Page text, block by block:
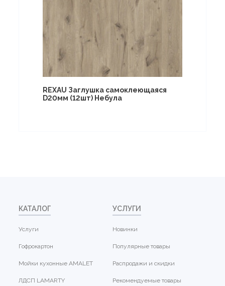
REXAU Заглушка самоклеющаяся
D20мм (12шт) Небула
КАТАЛОГ
Услуги
Гофрокартон
Мойки кухонные AMALET
ЛДСП LAMARTY
УСЛУГИ
Новинки
Популярные товары
Распродажи и скидки
Рекомендуемые товары